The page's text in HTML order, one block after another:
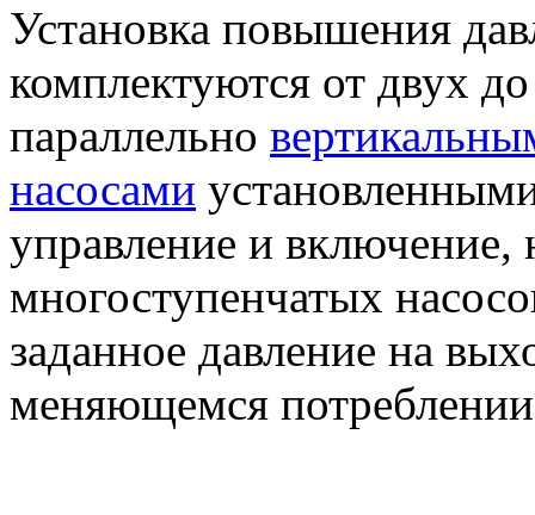
Установка повышения
комплектуются от двух
параллельно
насосами
управление и включение,
многоступенчатых
заданное давление на
меняющемся